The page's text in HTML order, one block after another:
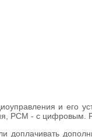
и его
PCM - с цифровым.